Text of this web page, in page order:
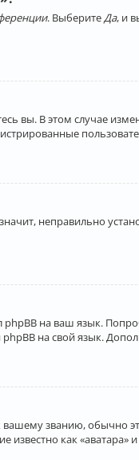
. Выберите Да, и
вы. В этом случае
неправильно
на ваш язык.
phpBB на свой язык.
званию, обычно
как «аватара»